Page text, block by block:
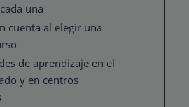
una
cuenta al elegir una
de aprendizaje en el
y en centros